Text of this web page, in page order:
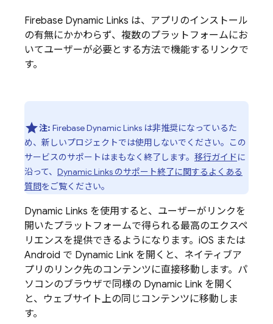
Firebase Dynamic Links は、アプリのインストール
の有無にかかわらず、複数のプラットフォームにお
いてユーザーが必要とする方法で機能するリンクで
す。
注: Firebase Dynamic Links は非推奨になっているた
め、新しいプロジェクトでは使用しないでください。
この
サービスのサポートはまもなく終了します。 移行ガイド に
沿って、 Dynamic Links のサポート終了に関するよくある
質問をご覧ください。
Dynamic Links を使用すると、ユーザーがリンクを
開いたプラットフォームで得られる最高のエクスペ
リエンスを提供できるようになります。iOS または
Android で Dynamic Link を開くと、ネイティブア
プリのリンク先のコンテンツに直接移動します。パ
ソコンのブラウザで同様の Dynamic Link を開く
と、ウェブサイト上の同じコンテンツに移動しま
す。